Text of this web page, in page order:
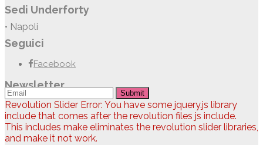
Sedi Underforty
• Napoli
Seguici
Facebook
Newsletter
Submit
Revolution Slider Error: You have some jquery.js library
include that comes after the revolution files js include.
This includes make eliminates the revolution slider libraries,
and make it not work.